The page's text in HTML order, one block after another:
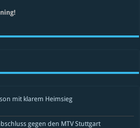
mit klarem Heimsieg
gegen den MTV Stuttgart